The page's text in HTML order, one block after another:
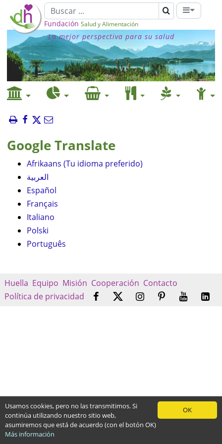
Fundación Salud y Alimentación
La mejor perspectiva para su salud
Google Translate
Afrikaans (Tu idioma preferido)
العربية
Español
Français
Italiano
Polski
Português
Huella Equipo Misión Cooperación Contacto
Política de privacidad
OK
Usamos cookies, pero no las transmitimos. Si
continúa utilizando nuestro sitio web,
asumiremos que está de acuerdo (con el botón OK)
Más información